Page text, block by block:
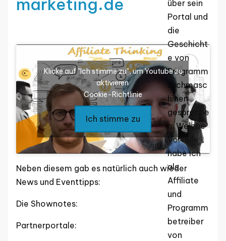
über sein
Portal und
die
Geschicht
e von
Programm
suchmasc
hinen
gesproche
n. Welche
Vorteile
habe ich
als
Affiliate
und
Programm
betreiber
von
Klicke auf "Ich stimme zu", um Youtube zu
aktivieren
Cookie-Richtlinie
Ich stimme zu
Neben diesem gab es natürlich auch wieder
News und Eventtipps:
Die Shownotes:
Partnerportale: